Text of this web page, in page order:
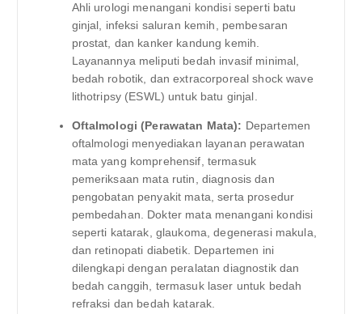
Ahli urologi menangani kondisi seperti batu
ginjal, infeksi saluran kemih, pembesaran
prostat, dan kanker kandung kemih.
Layanannya meliputi bedah invasif minimal,
bedah robotik, dan extracorporeal shock wave
lithotripsy (ESWL) untuk batu ginjal.
Oftalmologi (Perawatan Mata): Departemen
oftalmologi menyediakan layanan perawatan
mata yang komprehensif, termasuk
pemeriksaan mata rutin, diagnosis dan
pengobatan penyakit mata, serta prosedur
pembedahan. Dokter mata menangani kondisi
seperti katarak, glaukoma, degenerasi makula,
dan retinopati diabetik. Departemen ini
dilengkapi dengan peralatan diagnostik dan
bedah canggih, termasuk laser untuk bedah
refraksi dan bedah katarak.